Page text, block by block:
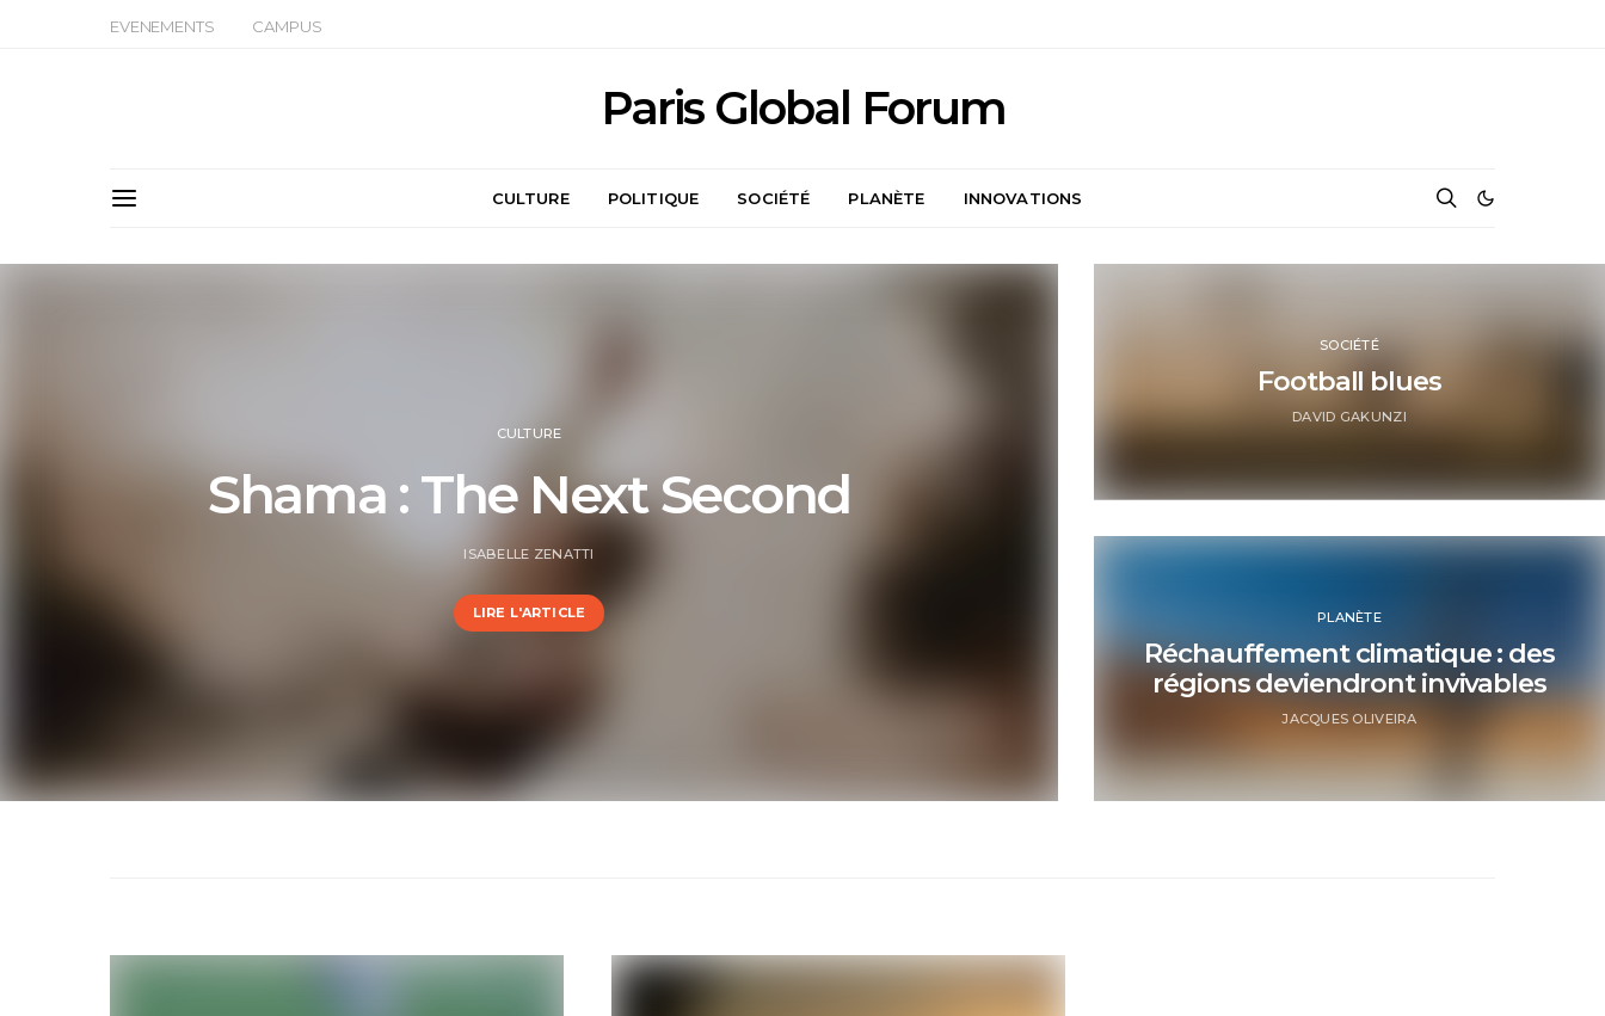
EVENEMENTS CAMPUS
Paris Global Forum
CULTURE POLITIQUE SOCIÉTÉ PLANÈTE INNOVATIONS
CULTURE
Shama : The Next Second
ISABELLE ZENATTI
LIRE L'ARTICLE
SOCIÉTÉ
Football blues
DAVID GAKUNZI
PLANÈTE
Réchauffement climatique : des
régions deviendront invivables
JACQUES OLIVEIRA